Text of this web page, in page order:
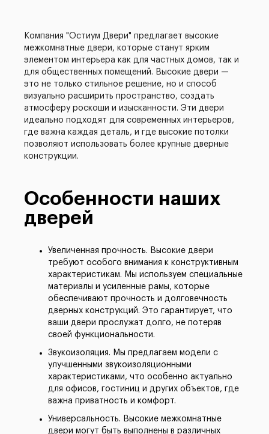
Компания "Остиум Двери" предлагает высокие
межкомнатные двери, которые станут ярким
элементом интерьера как для частных домов, так и
для общественных помещений. Высокие двери —
это не только стильное решение, но и способ
визуально расширить пространство, создать
атмосферу роскоши и изысканности. Эти двери
идеально подходят для современных интерьеров,
где важна каждая деталь, и где высокие потолки
позволяют использовать более крупные дверные
конструкции.
Особенности наших
дверей
Увеличенная прочность. Высокие двери
требуют особого внимания к конструктивным
характеристикам. Мы используем специальные
материалы и усиленные рамы, которые
обеспечивают прочность и долговечность
дверных конструкций. Это гарантирует, что
ваши двери прослужат долго, не потеряв
своей функциональности.
Звукоизоляция. Мы предлагаем модели с
улучшенными звукоизоляционными
характеристиками, что особенно актуально
для офисов, гостиниц и других объектов, где
важна приватность и комфорт.
Универсальность. Высокие межкомнатные
двери могут быть выполнены в различных